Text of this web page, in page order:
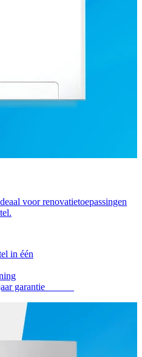
voor renovatietoepassingen
in één
jaar garantie